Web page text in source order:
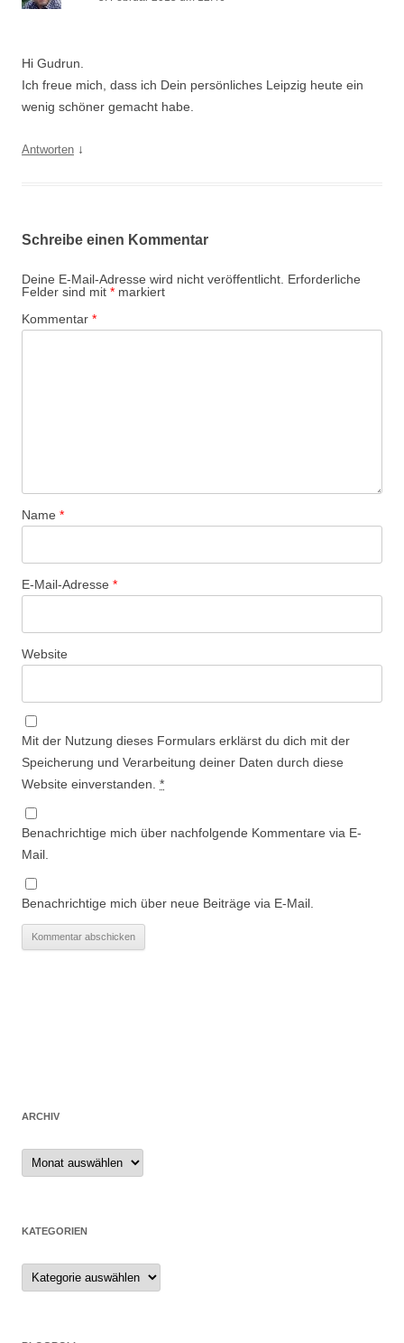
Hi Gudrun.
Ich freue mich, dass ich Dein persönliches Leipzig heute ein
wenig schöner gemacht habe.
Antworten ↓
Schreibe einen Kommentar
Deine E-Mail-Adresse wird nicht veröffentlicht. Erforderliche
Felder sind mit * markiert
Kommentar *
Name *
E-Mail-Adresse *
Website
Mit der Nutzung dieses Formulars erklärst du dich mit der
Speicherung und Verarbeitung deiner Daten durch diese
Website einverstanden. *
Benachrichtige mich über nachfolgende Kommentare via E-
Mail.
Benachrichtige mich über neue Beiträge via E-Mail.
ARCHIV
Archiv
KATEGORIEN
Kategorien